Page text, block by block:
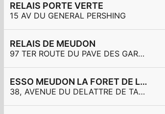
RELAIS PORTE VERTE
15 AV DU GENERAL PERSHING
RELAIS DE MEUDON
97 TER ROUTE DU PAVE DES GARDES
ESSO MEUDON LA FORET DE LATTRE DE TASSIGNY
38, AVENUE DU DELATTRE DE TASSIGNY